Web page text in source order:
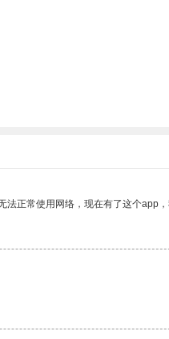
正常使用网络，现在有了这个app，